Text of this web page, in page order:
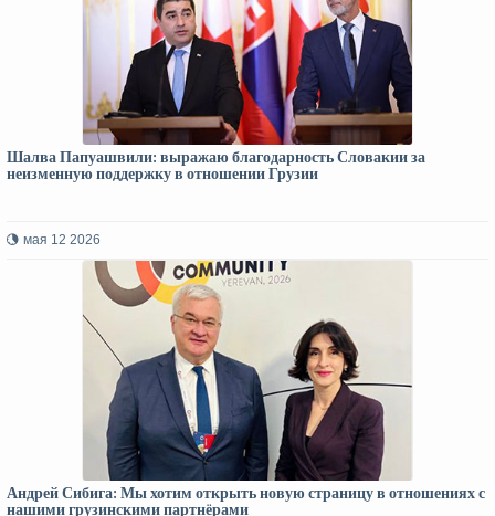
Шалва Папуашвили: выражаю благодарность Словакии за
неизменную поддержку в отношении Грузии
мая 12 2026
Андрей Сибига: Мы хотим открыть новую страницу в отношениях с
нашими грузинскими партнёрами